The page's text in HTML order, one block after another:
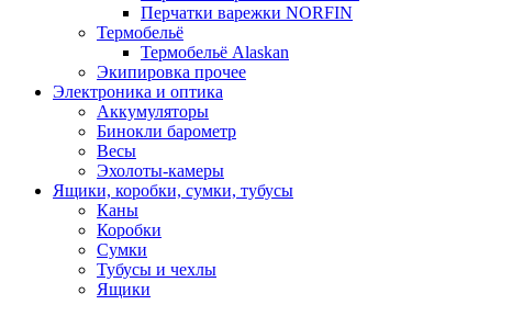
Перчатки варежки NORFIN
Термобельё
Термобельё Alaskan
Экипировка прочее
Электроника и оптика
Аккумуляторы
Бинокли барометр
Весы
Эхолоты-камеры
Ящики, коробки, сумки, тубусы
Каны
Коробки
Сумки
Тубусы и чехлы
Ящики